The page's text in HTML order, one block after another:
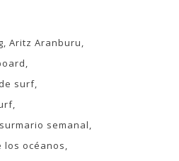
Aritz Aranburu
surf
semanal
los océanos